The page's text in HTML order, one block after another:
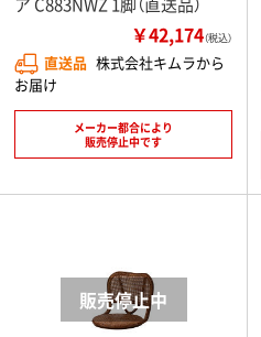
￥42,174（税込）
直送品 株式会社キムラから
お届け
メーカー都合により
販売停止中です